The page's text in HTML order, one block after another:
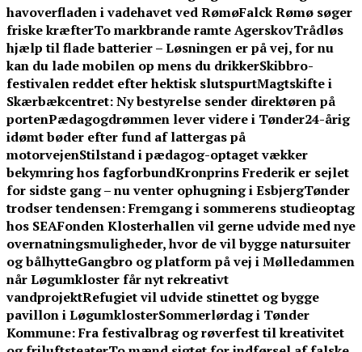
havoverfladen i vadehavet ved RømøFalck Rømø søger
friske kræfterTo markbrande ramte AgerskovTrådløs
hjælp til flade batterier – Løsningen er på vej, for nu
kan du lade mobilen op mens du drikkerSkibbro-
festivalen reddet efter hektisk slutspurtMagtskifte i
Skærbækcentret: Ny bestyrelse sender direktøren på
portenPædagogdrømmen lever videre i Tønder24-årig
idømt bøder efter fund af lattergas på
motorvejenStilstand i pædagog-optaget vækker
bekymring hos fagforbundKronprins Frederik er sejlet
for sidste gang – nu venter ophugning i EsbjergTønder
trodser tendensen: Fremgang i sommerens studieoptag
hos SEAFonden Klosterhallen vil gerne udvide med nye
overnatningsmuligheder, hvor de vil bygge natursuiter
og bålhytteGangbro og platform på vej i Mølledammen
når Løgumkloster får nyt rekreativt
vandprojektRefugiet vil udvide stinettet og bygge
pavillon i LøgumklosterSommerlørdag i Tønder
Kommune: Fra festivalbrag og røverfest til kreativitet